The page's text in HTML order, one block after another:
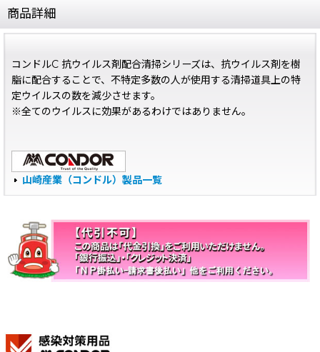
商品詳細
コンドルC 抗ウイルス剤配合清掃シリーズは、抗ウイルス剤を樹
脂に配合することで、不特定多数の人が使用する清掃道具上の特
定ウイルスの数を減少させます。
※全てのウイルスに効果があるわけではありません。
山崎産業（コンドル）製品一覧